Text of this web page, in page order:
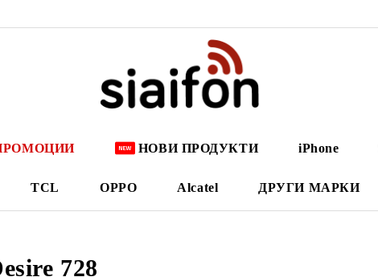
НОВИ ПРОДУКТИ iPhone
TCL OPPO Alcatel ДРУГИ МАРКИ
728